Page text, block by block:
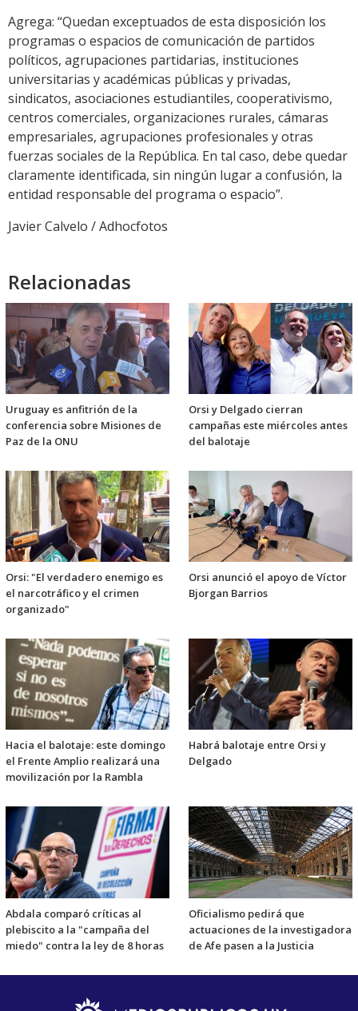
Agrega: “Quedan exceptuados de esta disposición los
programas o espacios de comunicación de partidos
políticos, agrupaciones partidarias, instituciones
universitarias y académicas públicas y privadas,
sindicatos, asociaciones estudiantiles, cooperativismo,
centros comerciales, organizaciones rurales, cámaras
empresariales, agrupaciones profesionales y otras
fuerzas sociales de la República. En tal caso, debe quedar
claramente identificada, sin ningún lugar a confusión, la
entidad responsable del programa o espacio”.
Javier Calvelo / Adhocfotos
Relacionadas
Uruguay es anfitrión de la
conferencia sobre Misiones de
Paz de la ONU
Orsi y Delgado cierran
campañas este miércoles antes
del balotaje
Orsi: "El verdadero enemigo es
el narcotráfico y el crimen
organizado"
Orsi anunció el apoyo de Víctor
Bjorgan Barrios
Hacia el balotaje: este domingo
el Frente Amplio realizará una
movilización por la Rambla
Habrá balotaje entre Orsi y
Delgado
Abdala comparó críticas al
plebiscito a la "campaña del
miedo" contra la ley de 8 horas
Oficialismo pedirá que
actuaciones de la investigadora
de Afe pasen a la Justicia